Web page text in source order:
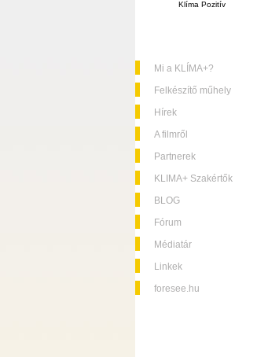
Klíma Pozitív
Mi a KLÍMA+?
Felkészítő műhely
Hírek
A filmről
Partnerek
KLIMA+ Szakértők
BLOG
Fórum
Médiatár
Linkek
foresee.hu